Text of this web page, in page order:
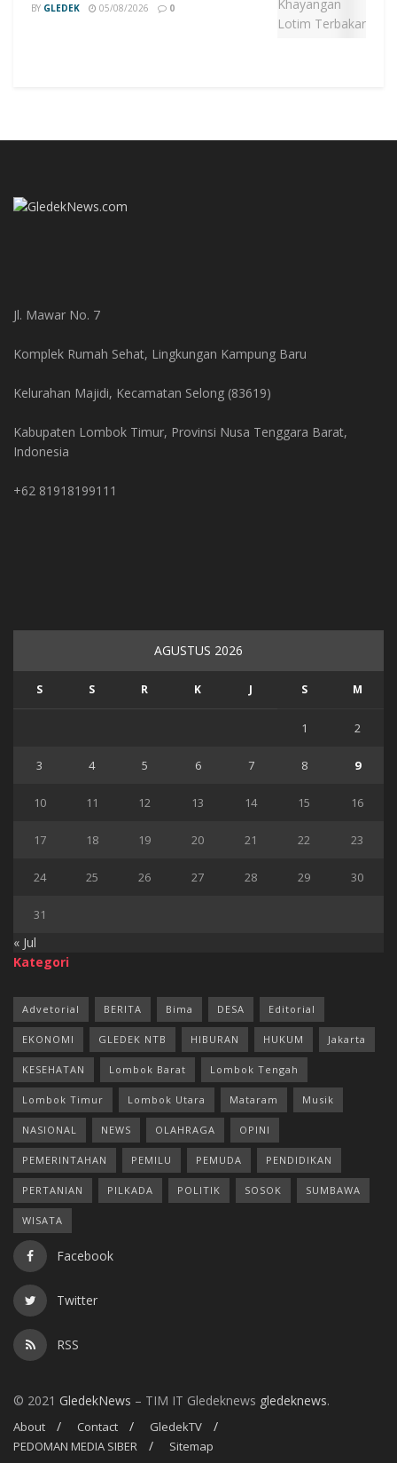
BY GLEDEK 05/08/2026 0
Jl. Mawar No. 7
Komplek Rumah Sehat, Lingkungan Kampung Baru
Kelurahan Majidi, Kecamatan Selong (83619)
Kabupaten Lombok Timur, Provinsi Nusa Tenggara Barat,
Indonesia
+62 81918199111
AGUSTUS 2026
S S R K J S M
1 2
3 4 5 6 7 8 9
10 11 12 13 14 15 16
17 18 19 20 21 22 23
24 25 26 27 28 29 30
31
« Jul
Kategori
Advetorial BERITA Bima DESA Editorial
EKONOMI GLEDEK NTB HIBURAN HUKUM Jakarta
KESEHATAN Lombok Barat Lombok Tengah
Lombok Timur Lombok Utara Mataram Musik
NASIONAL NEWS OLAHRAGA OPINI
PEMERINTAHAN PEMILU PEMUDA PENDIDIKAN
PERTANIAN PILKADA POLITIK SOSOK SUMBAWA
WISATA
Facebook
Twitter
RSS
© 2021 GledekNews – TIM IT Gledeknews gledeknews.
About Contact
GledekTV
PEDOMAN MEDIA SIBER
Sitemap